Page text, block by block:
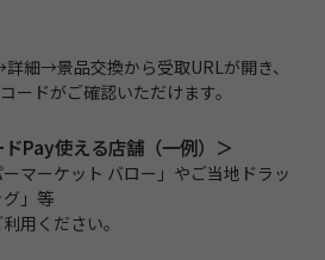
細→景品交換から受取URLが開き、
ードがご確認いただけます。
Pay使える店舗（一例）＞
マーケット バロー」やご当地ドラッ
」等
用ください。